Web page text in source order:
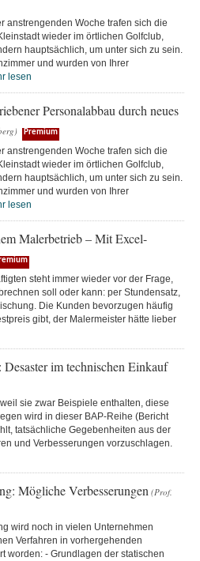
anstrengenden Woche trafen sich die
wieder im örtlichen Golfclub,
hauptsächlich, um unter sich zu sein.
und wurden von Ihrer
lesen
Personalabbau durch neues
Premium
anstrengenden Woche trafen sich die
wieder im örtlichen Golfclub,
hauptsächlich, um unter sich zu sein.
und wurden von Ihrer
lesen
Malerbetrieb – Mit Excel-
steht immer wieder vor der Frage,
soll oder kann: per Stundensatz,
Die Kunden bevorzugen häufig
gibt, der Malermeister hätte lieber
im technischen Einkauf
sie zwar Beispiele enthalten, diese
wird in dieser BAP-Reihe (Bericht
tatsächliche Gegebenheiten aus der
und Verbesserungen vorzuschlagen.
Mögliche Verbesserungen (Prof.
wird noch in vielen Unternehmen
Verfahren in vorhergehenden
worden: - Grundlagen der statischen